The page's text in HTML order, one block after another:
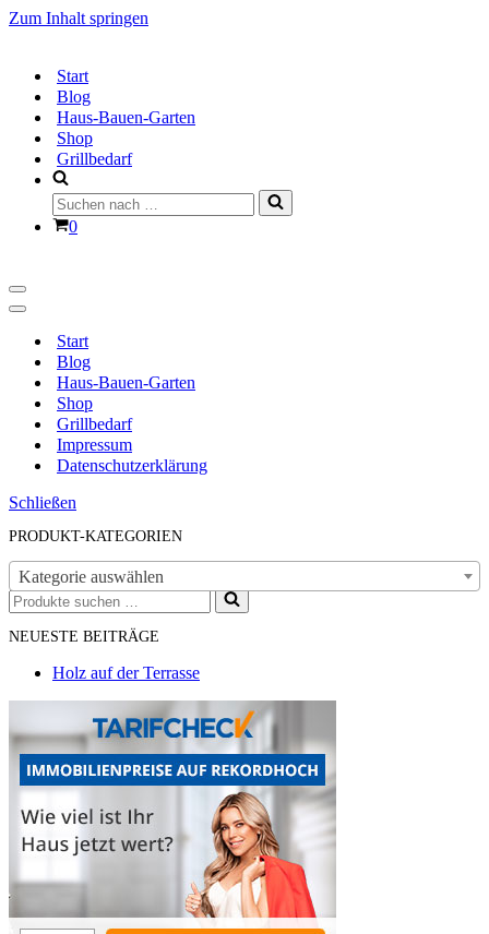
Zum Inhalt springen
Start
Blog
Haus-Bauen-Garten
Shop
Grillbedarf
Suchen
nach …
Warenkorb
0
Navigationsmenü
Navigationsmenü
Start
Blog
Haus-Bauen-Garten
Shop
Grillbedarf
Impressum
Datenschutzerklärung
Schließen
PRODUKT-KATEGORIEN
Kategorie auswählen
Suchen
nach …
NEUESTE BEITRÄGE
Holz auf der Terrasse